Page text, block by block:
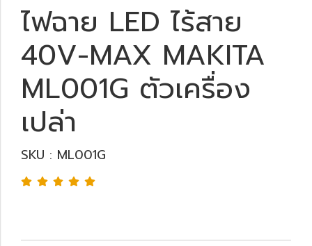
ไฟฉาย LED ไร้สาย
40V-MAX MAKITA
ML001G ตัวเครื่อง
เปล่า
SKU : ML001G